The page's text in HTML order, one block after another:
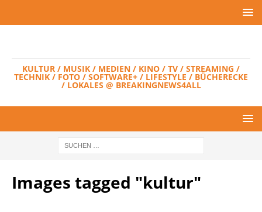
KULTUR / MUSIK / MEDIEN / KINO / TV / STREAMING /
TECHNIK / FOTO / SOFTWARE+ / LIFESTYLE / BÜCHERECKE
/ LOKALES @ BREAKINGNEWS4ALL
Images tagged "kultur"